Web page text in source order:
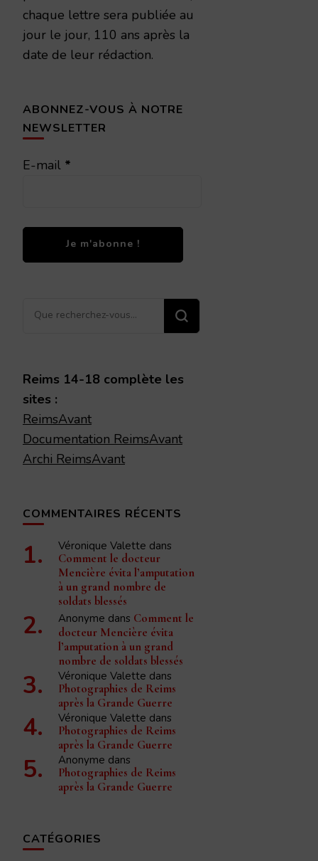
chaque lettre sera publiée au
jour le jour, 110 ans après la
date de leur rédaction.
ABONNEZ-VOUS À NOTRE
NEWSLETTER
E-mail *
Vous
Reims 14-18 complète les
sites :
ReimsAvant
Documentation ReimsAvant
Archi ReimsAvant
COMMENTAIRES RÉCENTS
Véronique Valette dans
Comment le docteur
Mencière évita l’amputation
à un grand nombre de
soldats blessés
Anonyme dans Comment le
docteur Mencière évita
l’amputation à un grand
nombre de soldats blessés
Véronique Valette dans
Photographies de Reims
après la Grande Guerre
Véronique Valette dans
Photographies de Reims
après la Grande Guerre
Anonyme dans
Photographies de Reims
après la Grande Guerre
CATÉGORIES